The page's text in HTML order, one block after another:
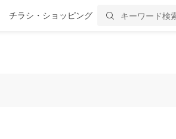
チラシ・ショッピング